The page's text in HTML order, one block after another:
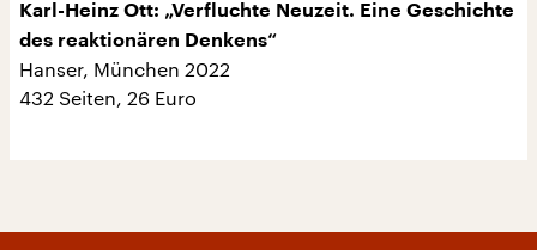
Karl-Heinz Ott: „Verfluchte Neuzeit. Eine Geschichte
des reaktionären Denkens“
Hanser, München 2022
432 Seiten, 26 Euro